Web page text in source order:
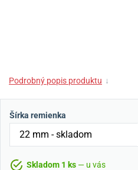
Podrobný popis produktu ↓
Šírka remienka
Skladom 1 ks — u vás